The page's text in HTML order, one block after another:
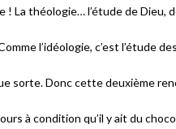
! La théologie… l’étude de Dieu,
l’idéologie, c’est l’étude
sorte. Donc cette deuxième
à condition qu’il y ait du